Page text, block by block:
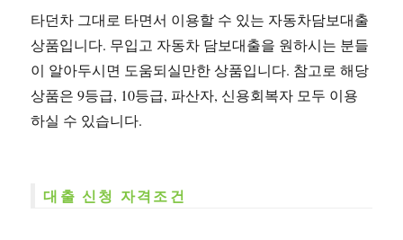
타던차 그대로 타면서 이용할 수 있는 자동차담보대출
상품입니다. 무입고 자동차 담보대출을 원하시는 분들
이 알아두시면 도움되실만한 상품입니다. 참고로 해당
상품은 9등급, 10등급, 파산자, 신용회복자 모두 이용
하실 수 있습니다.
대출 신청 자격조건